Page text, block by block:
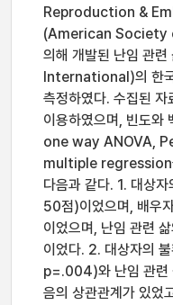
Reproduction &
(American Society
의해 개발된 난임 관
International)의 한국
측정하였다. 수집된
이용하였으며, 빈도
one way ANOVA,
multiple regression
다음과 같다. 1. 대상
50점)이었으며, 배우
이었으며, 난임 관련
이었다. 2. 대상자의
p=.004)와 난임 관
음의 상관관계가 있었